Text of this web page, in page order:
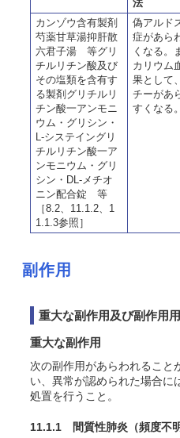
法
カンゾウ含有製剤
芍薬甘草湯抑肝散
六君子湯 等グリ
チルリチン酸及び
その塩類を含有す
る製剤グリチルリ
チン酸一アンモニ
ウム・グリシン・
L-システイングリ
チルリチン酸一ア
ンモニウム・グリ
シン・DL-メチオ
ニン配合錠 等
［8.2、11.1.2、1
1.1.3参照］
偽アルド
症があら
くなる。
カリウム
果として
チーがあ
すくなる。
副作用
重大な副作用及び副作用
重大な副作用
次の副作用があらわれること
い、異常が認められた場合に
処置を行うこと。
11.1.1 間質性肺炎 （頻度不